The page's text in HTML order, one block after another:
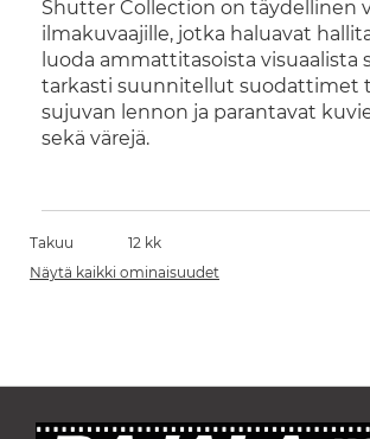
Shutter Collection on täydellinen
ilmakuvaajille, jotka haluavat
luoda ammattitasoista visuaalista
tarkasti suunnitellut suodattimet
sujuvan lennon ja parantavat
sekä värejä.
Takuu
12 kk
Näytä kaikki ominaisuudet